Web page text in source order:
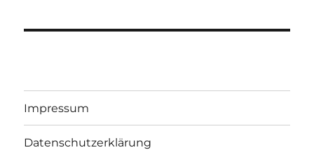
Impressum
Datenschutzerklärung